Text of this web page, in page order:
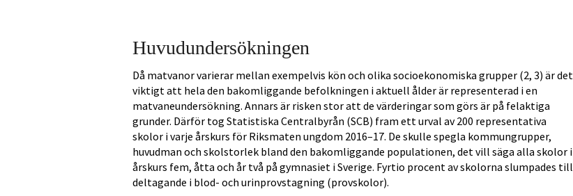
Huvudundersökningen
Då matvanor varierar mellan exempelvis kön och olika socioekonomiska grupper (2, 3) är det
viktigt att hela den bakomliggande befolkningen i aktuell ålder är representerad i en
matvaneundersökning. Annars är risken stor att de värderingar som görs är på felaktiga
grunder. Därför tog Statistiska Centralbyrån (SCB) fram ett urval av 200 representativa
skolor i varje årskurs för Riksmaten ungdom 2016–17. De skulle spegla kommungrupper,
huvudman och skolstorlek bland den bakomliggande populationen, det vill säga alla skolor i
årskurs fem, åtta och år två på gymnasiet i Sverige. Fyrtio procent av skolorna slumpades till
deltagande i blod- och urinprovstagning (provskolor).